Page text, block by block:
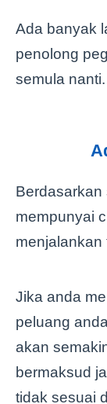
Ada banyak
penolong
semula nanti.
mempunyai
menjalankan
Jika anda
peluang
akan
bermaksud
tidak sesuai